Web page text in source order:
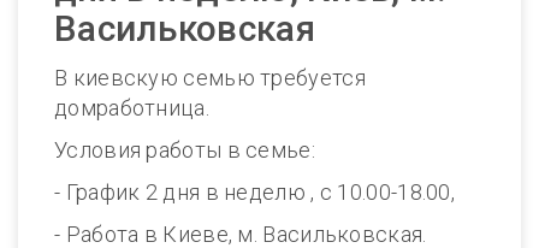
Васильковская
В киевскую семью требуется
домработница.
Условия работы в семье:
- График 2 дня в неделю , с 10.00-18.00,
- Работа в Киеве, м. Васильковская.